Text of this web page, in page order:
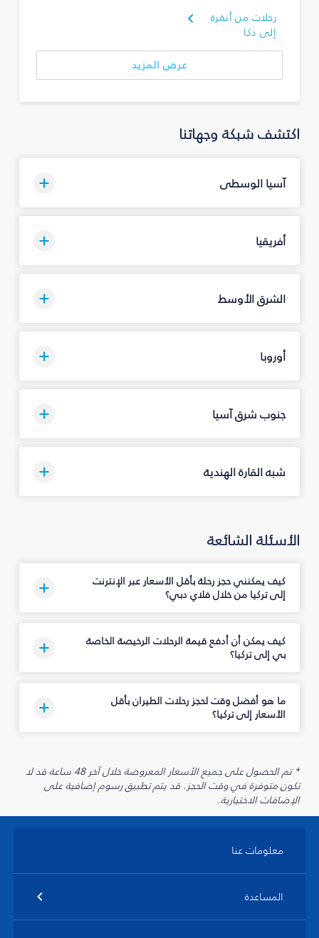
رحلات من أنقرة
إلى دكا
عرض المزيد
اكتشف شبكة وجهاتنا
آسيا الوسطى
أفريقيا
الشرق الأوسط
أوروبا
جنوب شرق آسيا
شبه القارة الهندية
الأسئلة الشائعة
كيف يمكنني حجز رحلة بأقل الأسعار عبر الإنترنت
إلى تركيا من خلال فلاي دبي؟
كيف يمكن أن أدفع قيمة الرحلات الرخيصة الخاصة
بي إلى تركيا؟
ما هو أفضل وقت لحجز رحلات الطيران بأقل
الأسعار إلى تركيا؟
* تم الحصول على جميع الأسعار المعروضة خلال آخر 48 ساعة قد لا
تكون متوفرة في وقت الحجز. قد يتم تطبيق رسوم إضافية على
الإضافات الاختيارية.
معلومات عنا
المساعدة